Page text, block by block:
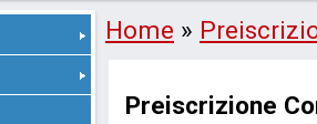
Home »
Preiscrizione